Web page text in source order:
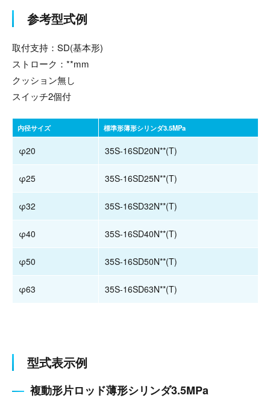
参考型式例
取付支持：SD(基本形)
ストローク：**mm
クッション無し
スイッチ2個付
内径サイズ 標準形薄形シリンダ3.5MPa
φ20 35S-16SD20N**(T)
φ25 35S-16SD25N**(T)
φ32 35S-16SD32N**(T)
φ40 35S-16SD40N**(T)
φ50 35S-16SD50N**(T)
φ63 35S-16SD63N**(T)
型式表示例
複動形片ロッド薄形シリンダ3.5MPa